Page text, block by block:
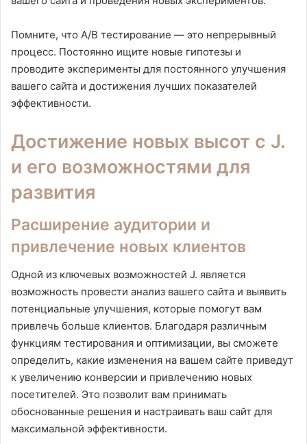
Помните, что A/B тестирование — это непрерывный
процесс. Постоянно ищите новые гипотезы и
проводите эксперименты для постоянного улучшения
вашего сайта и достижения лучших показателей
эффективности.
Достижение новых высот с J.
и его возможностями для
развития
Расширение аудитории и
привлечение новых клиентов
Одной из ключевых возможностей J. является
возможность провести анализ вашего сайта и выявить
потенциальные улучшения, которые помогут вам
привлечь больше клиентов. Благодаря различным
функциям тестирования и оптимизации, вы сможете
определить, какие изменения на вашем сайте приведут
к увеличению конверсии и привлечению новых
посетителей. Это позволит вам принимать
обоснованные решения и настраивать ваш сайт для
максимальной эффективности.